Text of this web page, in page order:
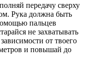
передачу сверху
Рука должна быть
пальцев
не захватывать
от твоего
и повышай до